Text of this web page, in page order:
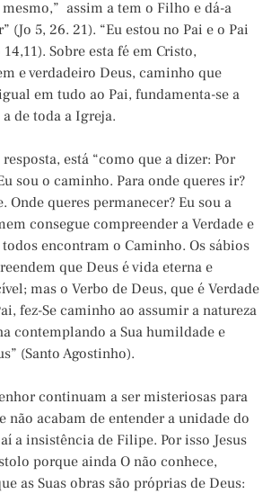
assim a tem o Filho e dá-a
(Jo 5, 26. 21). “Eu estou no Pai e o Pai
Sobre esta fé em Cristo,
e verdadeiro Deus, caminho que
em tudo ao Pai, fundamenta-se a
de toda a Igreja.
resposta, está “como que a dizer: Por
sou o caminho. Para onde queres ir?
Onde queres permanecer? Eu sou a
consegue compreender a Verdade e
encontram o Caminho. Os sábios
que Deus é vida eterna e
mas o Verbo de Deus, que é Verdade
fez-Se caminho ao assumir a natureza
contemplando a Sua humildade e
(Santo Agostinho).
continuam a ser misteriosas para
não acabam de entender a unidade do
a insistência de Filipe. Por isso Jesus
porque ainda O não conhece,
as Suas obras são próprias de Deus: